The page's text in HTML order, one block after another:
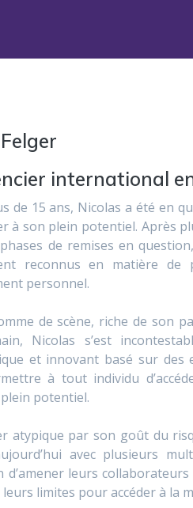
international
de 15 ans, Nicolas a été en
à son plein potentiel. Après
de remises en
reconnus en matière de
personnel.
de scène, riche de son
Nicolas s’est
et innovant basé sur des
à tout individu
potentiel.
atypique par son goût du
avec plusieurs
d’amener leurs
limites pour accéder à la